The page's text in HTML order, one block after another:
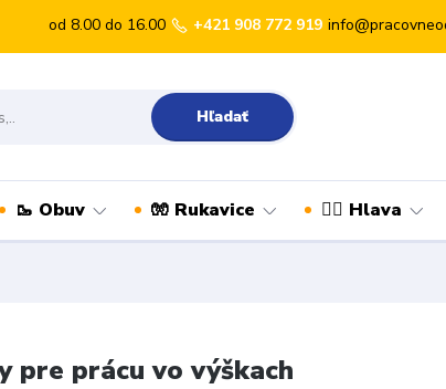
Hľadať
od 8.00 do 16.00 +421 908 772 919
🥾 Obuv 🧤 Rukavice 👷‍♂️ Hlava
pre prácu vo výškach